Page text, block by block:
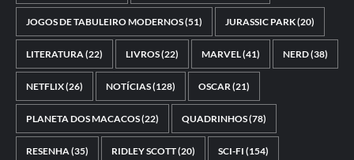
JOGOS DE TABULEIRO MODERNOS(51) JURASSIC PARK(20)
LITERATURA(22) LIVROS(22) MARVEL(41) NERD(38)
NETFLIX(26) NOTÍCIAS(128) OSCAR(21)
PLANETA DOS MACACOS(22) QUADRINHOS(78)
RESENHA(35) RIDLEY SCOTT(20) SCI-FI (154)